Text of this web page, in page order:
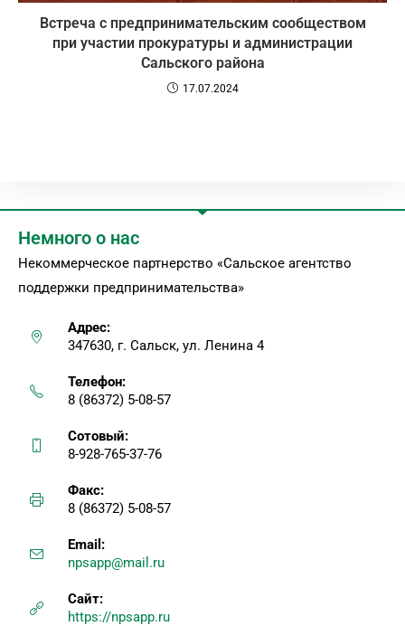
Встреча с предпринимательским сообществом
при участии прокуратуры и администрации
Сальского района
17.07.2024
Немного о нас
Некоммерческое партнерство «Сальское агентство
поддержки предпринимательства»
Адрес:
347630, г. Сальск, ул. Ленина 4
Телефон:
8 (86372) 5-08-57
Сотовый:
8-928-765-37-76
Факс:
8 (86372) 5-08-57
Email:
npsapp@mail.ru
Сайт:
https://npsapp.ru